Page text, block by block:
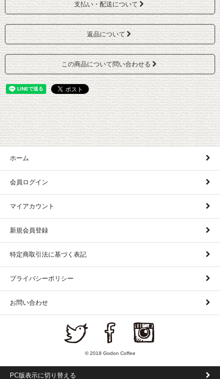
支払い・配送について
返品について
この商品について問い合わせる
ホーム
会員ログイン
マイアカウント
新規会員登録
特定商取引法に基づく表記
プライバシーポリシー
お問い合わせ
© 2018 Godon Coffee
PC版表示に切り替える